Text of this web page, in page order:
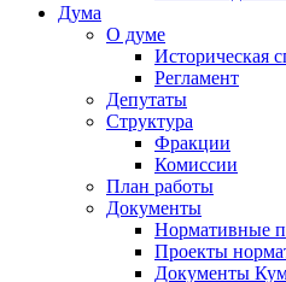
Дума
О думе
Историческая
Регламент
Депутаты
Структура
Фракции
Комиссии
План работы
Документы
Нормативные
Проекты
Документы